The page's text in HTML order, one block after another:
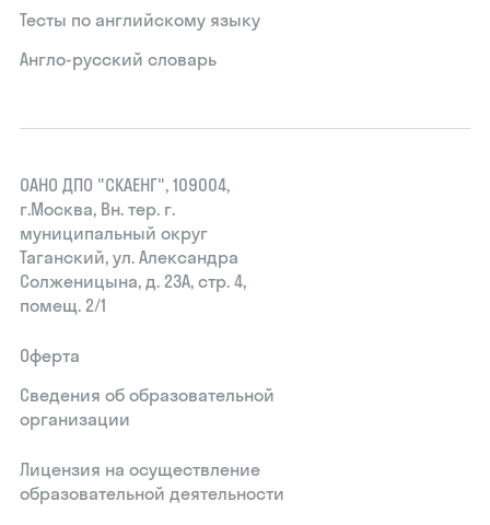
Тесты по английскому языку
Англо-русский словарь
ОАНО ДПО "СКАЕНГ", 109004,
г.Москва, Вн. тер. г.
муниципальный округ
Таганский, ул. Александра
Солженицына, д. 23А, стр. 4,
помещ. 2/1
Оферта
Сведения об образовательной
организации
Лицензия на осуществление
образовательной деятельности